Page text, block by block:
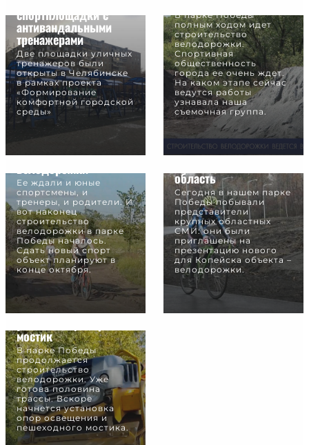
спортплощадки с
антивандальными
тренажерами
Две площадки уличных
тренажеров были
открыты в Челябинске
в рамках проекта
«Формирование
комфортной городской
среды»
В парке Победы
полным ходом идет
строительство
велодорожки.
Спортивная
общественность
города ее очень ждет.
На каком этапе сейчас
ведутся работы
узнавала наша
съемочная группа.
строительство
Ее ждали и юные
спортсмены, и
тренеры, и родители. И
вот наконец
строительство
велодорожки в парке
Победы началось.
Сдать новый спорт
объект планируют в
конце октября.
Копейская
велодорожка
область
Сегодня в нашем парке
Победы побывали
представители
крупных областных
СМИ: они были
приглашены на
презентацию нового
для Копейска объекта –
велодорожки.
Над велодорожкой
мостик
В парке Победы
продолжается
строительство
велодорожки. Уже
готова половина
трассы. Вскоре
начнется установка
опор освещения и
пешеходного мостика.